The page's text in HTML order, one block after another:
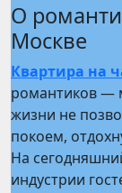
О
Москве
Квартира на
романтиков —
жизни не
покоем,
На
индустрии